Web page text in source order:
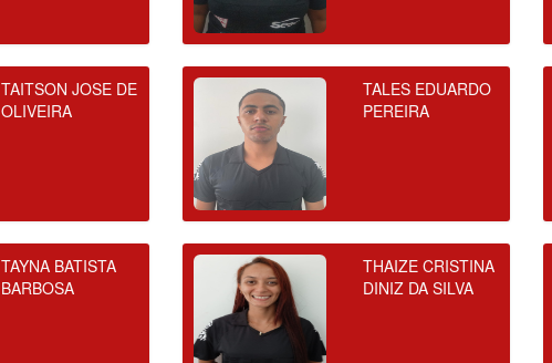
TAITSON JOSE DE
OLIVEIRA
TALES EDUARDO
PEREIRA
TAYNA BATISTA
BARBOSA
THAIZE CRISTINA
DINIZ DA SILVA